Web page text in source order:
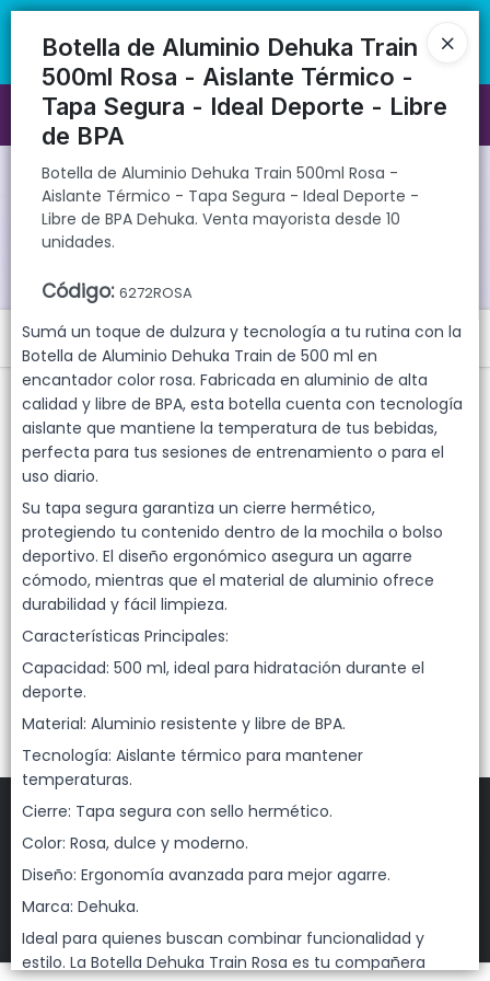
Botella de Aluminio Dehuka Train 500ml Rosa - Aislante Térmico -
desde 10 unidades.
Botella de Aluminio Dehuka Train
500ml Rosa - Aislante Térmico -
Tapa Segura - Ideal Deporte - Libre
de BPA
Botella de Aluminio Dehuka Train 500ml Rosa -
Aislante Térmico - Tapa Segura - Ideal Deporte -
Libre de BPA Dehuka. Venta mayorista desde 10
unidades.
Código: 6272ROSA
Sumá un toque de dulzura y tecnología a tu rutina con la
Botella de Aluminio Dehuka Train de 500 ml en
encantador color rosa. Fabricada en aluminio de alta
calidad y libre de BPA, esta botella cuenta con tecnología
aislante que mantiene la temperatura de tus bebidas,
perfecta para tus sesiones de entrenamiento o para el
uso diario.
Su tapa segura garantiza un cierre hermético,
protegiendo tu contenido dentro de la mochila o bolso
deportivo. El diseño ergonómico asegura un agarre
cómodo, mientras que el material de aluminio ofrece
durabilidad y fácil limpieza.
Características Principales:
Capacidad: 500 ml, ideal para hidratación durante el
deporte.
Material: Aluminio resistente y libre de BPA.
Tecnología: Aislante térmico para mantener
temperaturas.
Cierre: Tapa segura con sello hermético.
Color: Rosa, dulce y moderno.
Diseño: Ergonomía avanzada para mejor agarre.
Marca: Dehuka.
Ideal para quienes buscan combinar funcionalidad y
estilo. La Botella Dehuka Train Rosa es tu compañera
directa | 📦 Comprá mayorista desde 10 unidades. ¡Registrate y
accedé a precios exclusivos!
Ingresar a la Tienda
CÓMO COMPRAR
QUIÉNES SOMOS
GARANTIAS
CONTACTO
Menú
Botella de Aluminio Dehuka Train 500ml Rosa - Aislante Térmico -
Tapa Segura - Ideal Deporte - Libre de BPA Dehuka. Venta mayorista
desde 10 unidades.
Lista vacía
Defensa de las y los consumidores. Para reclamos
ingresá acá.